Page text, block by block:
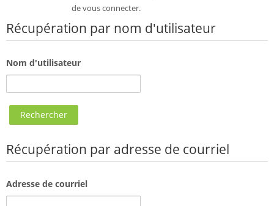
de vous connecter.
Récupération par nom d'utilisateur
Nom d'utilisateur
Récupération par adresse de courriel
Adresse de courriel